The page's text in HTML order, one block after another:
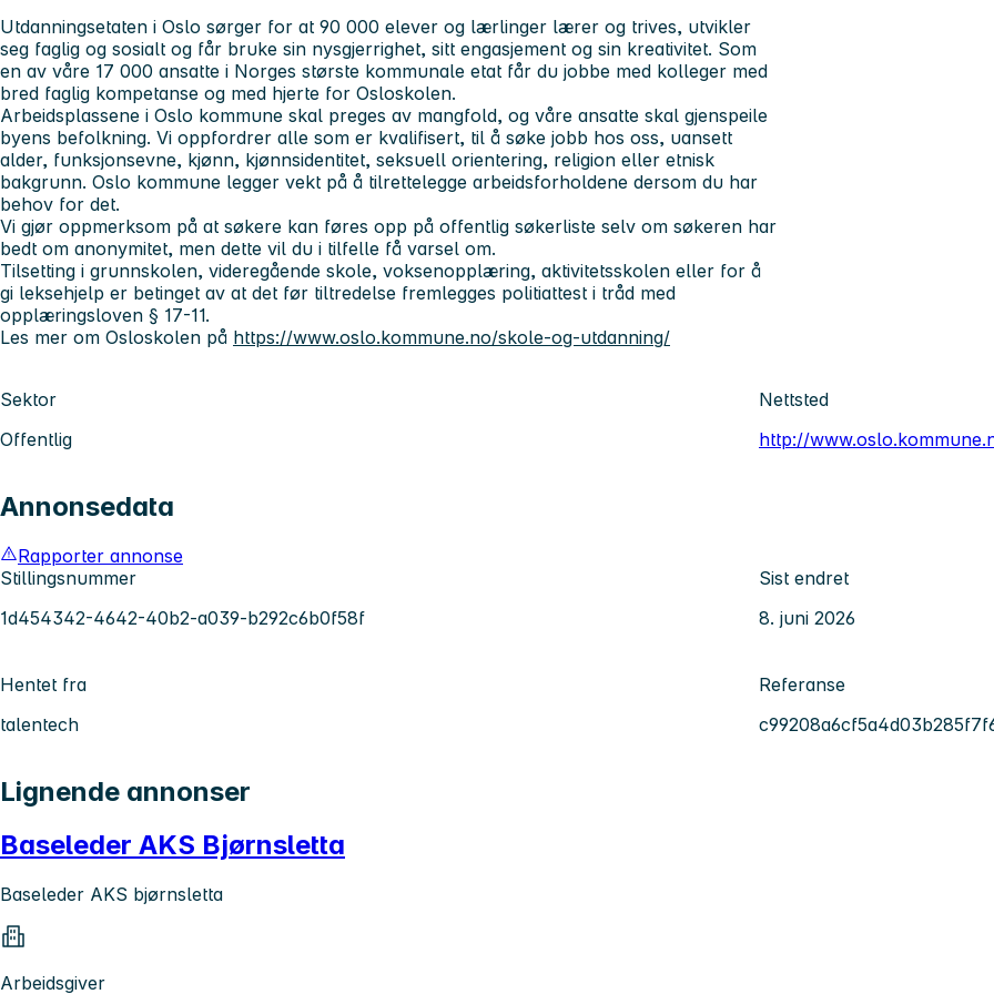
Utdanningsetaten i Oslo sørger for at 90 000 elever og lærlinger lærer og trives, utvikler
seg faglig og sosialt og får bruke sin nysgjerrighet, sitt engasjement og sin kreativitet. Som
en av våre 17 000 ansatte i Norges største kommunale etat får du jobbe med kolleger med
bred faglig kompetanse og med hjerte for Osloskolen.
Arbeidsplassene i Oslo kommune skal preges av mangfold, og våre ansatte skal gjenspeile
byens befolkning. Vi oppfordrer alle som er kvalifisert, til å søke jobb hos oss, uansett
alder, funksjonsevne, kjønn, kjønnsidentitet, seksuell orientering, religion eller etnisk
bakgrunn. Oslo kommune legger vekt på å tilrettelegge arbeidsforholdene dersom du har
behov for det.
Vi gjør oppmerksom på at søkere kan føres opp på offentlig søkerliste selv om søkeren har
bedt om anonymitet, men dette vil du i tilfelle få varsel om.
Tilsetting i grunnskolen, videregående skole, voksenopplæring, aktivitetsskolen eller for å
gi leksehjelp er betinget av at det før tiltredelse fremlegges politiattest i tråd med
opplæringsloven § 17-11.
Les mer om Osloskolen på https://www.oslo.kommune.no/skole-og-utdanning/
Sektor
Offentlig
Nettsted
http://
Annonsedata
Rapporter annonse
Stillingsnummer
1d454342-4642-40b2-a039-b292c6b0f58f
Sist endret
8. juni 2026
Hentet fra
talentech
Referanse
Lignende annonser
Baseleder AKS Bjørnsletta
Baseleder AKS bjørnsletta
Arbeidsgiver